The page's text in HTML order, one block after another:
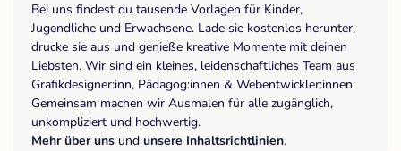
Bei uns findest du tausende Vorlagen für Kinder,
Jugendliche und Erwachsene. Lade sie kostenlos herunter,
drucke sie aus und genieße kreative Momente mit deinen
Liebsten. Wir sind ein kleines, leidenschaftliches Team aus
Grafikdesigner:inn, Pädagog:innen & Webentwickler:innen.
Gemeinsam machen wir Ausmalen für alle zugänglich,
unkompliziert und hochwertig.
Mehr über uns und unsere Inhaltsrichtlinien.